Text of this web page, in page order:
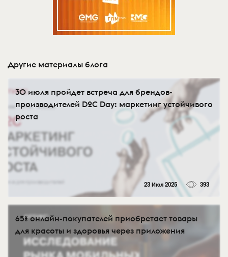
Другие материалы блога
30 июля пройдет встреча для брендов-
производителей D2C Day: маркетинг устойчивого
роста
23 Июл 2025 393
65% онлайн-покупателей приобретает товары
для красоты и здоровья через приложения